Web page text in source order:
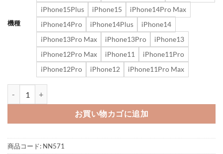
機種
iPhone15Plus
iPhone15
iPhone14Pro Max
iPhone14Pro
iPhone14Plus
iPhone14
iPhone13Pro Max
iPhone13Pro
iPhone13
iPhone12Pro Max
iPhone11
iPhone11Pro
iPhone12Pro
iPhone12 iPhone11Pro Max
お買い物カゴに追加
商品コード: NN571